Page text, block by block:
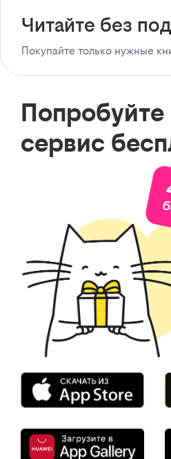
Читайте без
Покупайте только нужные
сервис